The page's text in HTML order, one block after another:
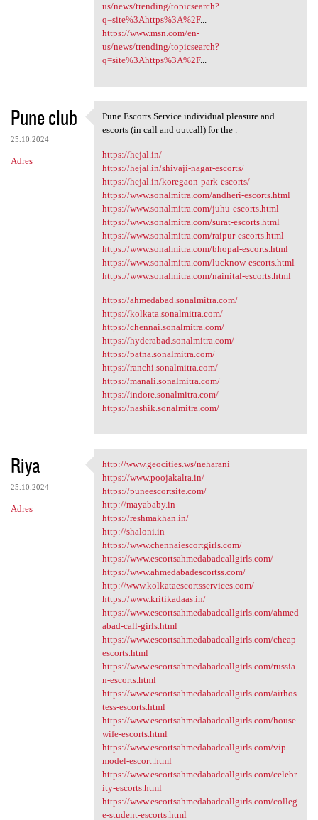
us/news/trending/topicsearch?
q=site%3Ahttps%3A%2F...
https://www.msn.com/en-
us/news/trending/topicsearch?
q=site%3Ahttps%3A%2F...
Pune club
25.10.2024
Adres
Pune Escorts Service
Pune Escorts Service individual pleasure and
escorts (in call and outcall) for the .
https://hejal.in/
https://hejal.in/shivaji-nagar-escorts/
https://hejal.in/koregaon-park-escorts/
https://www.sonalmitra.com/andheri-escorts.html
https://www.sonalmitra.com/juhu-escorts.html
https://www.sonalmitra.com/surat-escorts.html
https://www.sonalmitra.com/raipur-escorts.html
https://www.sonalmitra.com/bhopal-escorts.html
https://www.sonalmitra.com/lucknow-escorts.html
https://www.sonalmitra.com/nainital-escorts.html
https://ahmedabad.sonalmitra.com/
https://kolkata.sonalmitra.com/
https://chennai.sonalmitra.com/
https://hyderabad.sonalmitra.com/
https://patna.sonalmitra.com/
https://ranchi.sonalmitra.com/
https://manali.sonalmitra.com/
https://indore.sonalmitra.com/
https://nashik.sonalmitra.com/
Riya
25.10.2024
Adres
http://www.geocities.ws
http://www.geocities.ws/neharani
https://www.poojakalra.in/
https://puneescortsite.com/
http://mayababy.in
https://reshmakhan.in/
http://shaloni.in
https://www.chennaiescortgirls.com/
https://www.escortsahmedabadcallgirls.com/
https://www.ahmedabadescortss.com/
http://www.kolkataescortsservices.com/
https://www.kritikadaas.in/
https://www.escortsahmedabadcallgirls.com/ahmed
abad-call-girls.html
https://www.escortsahmedabadcallgirls.com/cheap-
escorts.html
https://www.escortsahmedabadcallgirls.com/russia
n-escorts.html
https://www.escortsahmedabadcallgirls.com/airhos
tess-escorts.html
https://www.escortsahmedabadcallgirls.com/house
wife-escorts.html
https://www.escortsahmedabadcallgirls.com/vip-
model-escort.html
https://www.escortsahmedabadcallgirls.com/celebr
ity-escorts.html
https://www.escortsahmedabadcallgirls.com/colleg
e-student-escorts.html